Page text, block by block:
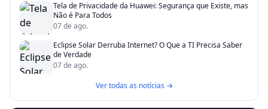
Tela de Privacidade da Huawei: Segurança que Existe, mas
Não é Para Todos
07 de ago.
Eclipse Solar Derruba Internet? O Que a TI Precisa Saber
de Verdade
07 de ago.
Ver todas as notícias →